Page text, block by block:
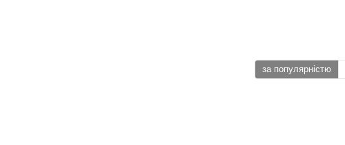
за популярністю